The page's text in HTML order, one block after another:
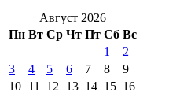
Август 2026
Пн Вт Ср Чт Пт Сб Вс
1
2
3
4 5 6 7 8
9
10 11 12 13 14 15 16